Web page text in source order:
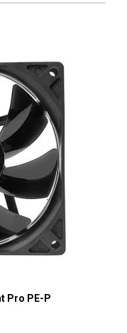
Pro PE-P